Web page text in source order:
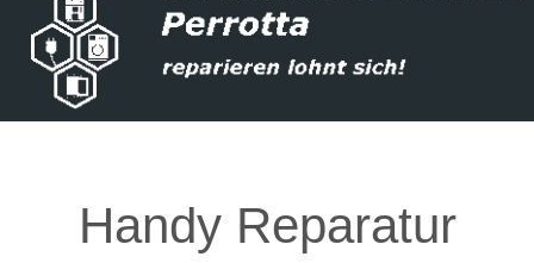
Handy Reparatur